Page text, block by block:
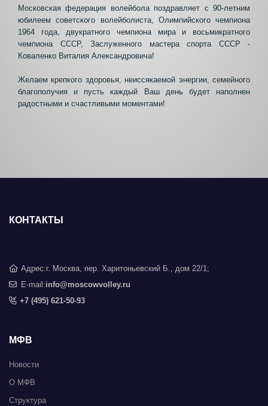
Московская федерация волейбола поздравляет с 90-летним
юбилеем советского волейболиста, Олимпийского чемпиона
1964 года, двукратного чемпиона мира и восьмикратного
чемпиона СССР, Заслуженного мастера спорта СССР -
Коваленко Виталия Александровича!
Желаем крепкого здоровья, неиссякаемой энергии, семейного
благополучия и пусть каждый Ваш день будет наполнен
радостными и счастливыми моментами!
КОНТАКТЫ
Адрес:г. Москва, пер. Харитоньевский Б., дом 22/1;
E-mail:info@moscowvolley.ru
+7 (495) 621-50-93
МФВ
Новости
О МФВ
Структура